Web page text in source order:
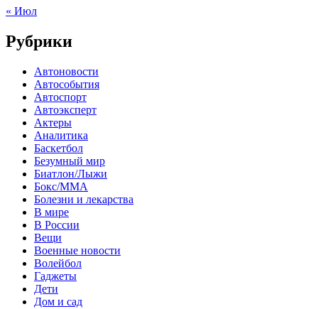
« Июл
Рубрики
Автоновости
Автособытия
Автоспорт
Автоэксперт
Актеры
Аналитика
Баскетбол
Безумный мир
Биатлон/Лыжи
Бокс/MMA
Болезни и лекарства
В мире
В России
Вещи
Военные новости
Волейбол
Гаджеты
Дети
Дом и сад